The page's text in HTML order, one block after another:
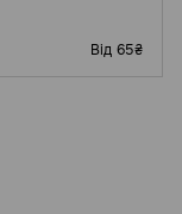
Від 65₴